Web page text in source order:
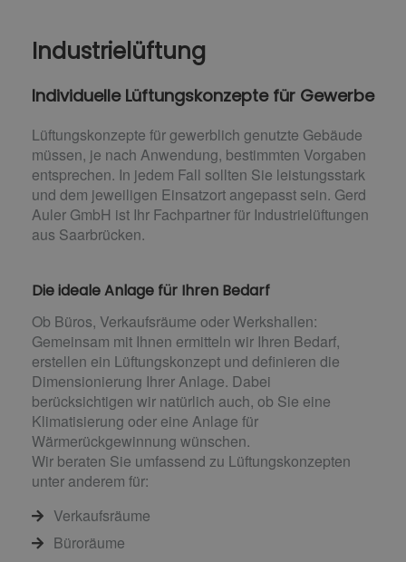
Industrielüftung
Individuelle Lüftungskonzepte für Gewerbe
Lüftungskonzepte für gewerblich genutzte Gebäude
müssen, je nach Anwendung, bestimmten Vorgaben
entsprechen. In jedem Fall sollten Sie leistungsstark
und dem jeweiligen Einsatzort angepasst sein. Gerd
Auler GmbH ist Ihr Fachpartner für Industrielüftungen
aus Saarbrücken.
Die ideale Anlage für Ihren Bedarf
Ob Büros, Verkaufsräume oder Werkshallen:
Gemeinsam mit Ihnen ermitteln wir Ihren Bedarf,
erstellen ein Lüftungskonzept und definieren die
Dimensionierung Ihrer Anlage. Dabei
berücksichtigen wir natürlich auch, ob Sie eine
Klimatisierung oder eine Anlage für
Wärmerückgewinnung wünschen.
Wir beraten Sie umfassend zu Lüftungskonzepten
unter anderem für:
Verkaufsräume
Büroräume